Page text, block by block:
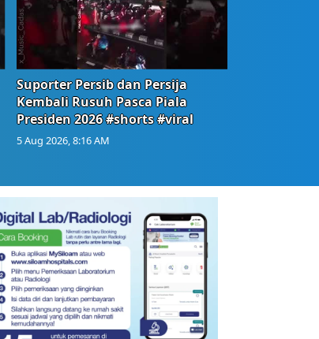
Suporter Persib dan Persija
Kembali Rusuh Pasca Piala
Presiden 2026 #shorts #viral
5 Aug 2026, 8:16 AM